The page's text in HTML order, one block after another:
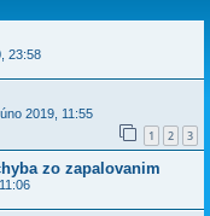
23:58
2019, 11:55
1 2 3
zo zapalovanim